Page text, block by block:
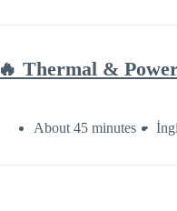
🔥 Thermal &
About 45 minutes